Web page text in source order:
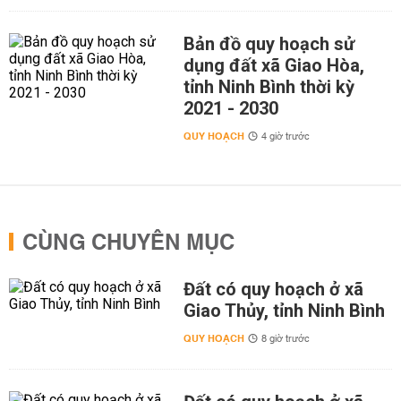
Bản đồ quy hoạch sử
dụng đất xã Giao Hòa,
tỉnh Ninh Bình thời kỳ
2021 - 2030
QUY HOẠCH 4 giờ trước
CÙNG CHUYÊN MỤC
Đất có quy hoạch ở xã
Giao Thủy, tỉnh Ninh Bình
QUY HOẠCH 8 giờ trước